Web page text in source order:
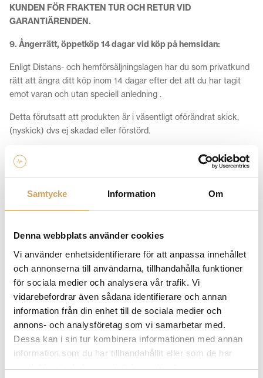
Samtycke Information Om
Denna webbplats använder cookies
Vi använder enhetsidentifierare för att anpassa innehållet
och annonserna till användarna, tillhandahålla funktioner
för sociala medier och analysera vår trafik. Vi
vidarebefordrar även sådana identifierare och annan
information från din enhet till de sociala medier och
annons- och analysföretag som vi samarbetar med.
Dessa kan i sin tur kombinera informationen med annan
information som du har tillhandahållit eller som de har
samlat in när du har använt deras tjänster.
KUNDEN FÖR FRAKTEN TUR OCH RETUR VID
GARANTIÄRENDEN.
9. Ångerrätt, öppetköp 14 dagar vid köp på hemsidan:
Enligt Distans- och hemförsäljningslagen har du som privatkund
rätt att ångra ditt köp inom 14 dagar efter det att du har tagit
emot varan och utan speciell anledning .
Detta förutsatt att produkten är i väsentligt oförändrat skick,
(nyskick) dvs ej skadad eller förstörd.
Varan ska lämnas tillbaka i sin originalförpackning/emballage.
Vid transport med Posten/DHL ska ett transportemballage
användas.
Du som kund står för totala fraktkostnaderna, frakten till dig
14 dagar.
Fri frakt gäller endast vid köp av produkten.
För Företagsköp gäller ej ångerrätt eller öppet köp om ingen
överenskommelse gjorts före köp skriftligen via mail.
Öppetköp gäller EJ på
InEar, OverEar Hörlurar pågrund av hygieniska skäl
Pikuper, Skivspelare
Vinylskivor